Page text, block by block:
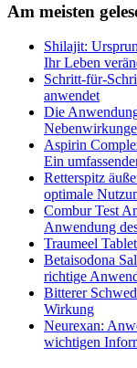
Am meisten
Shilajit:
Ihr Leben
Schritt-für-
anwendet
Die
Aspirin
Ein
Retterspitz
optimale
Combur Test
Anwendung
Traumeel
Betaisodona
richtige
Bitterer
Wirkung
Neurexan:
wichtigen